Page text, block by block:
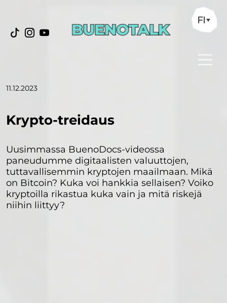
FI
11.12.2023
Krypto-treidaus
Uusimmassa BuenoDocs-videossa
paneudumme digitaalisten valuuttojen,
tuttavallisemmin kryptojen maailmaan. Mikä
on Bitcoin? Kuka voi hankkia sellaisen? Voiko
kryptoilla rikastua kuka vain ja mitä riskejä
niihin liittyy?